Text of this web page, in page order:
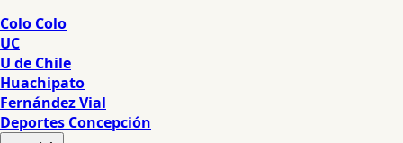
Colo Colo
UC
U de Chile
Huachipato
Fernández Vial
Deportes Concepción